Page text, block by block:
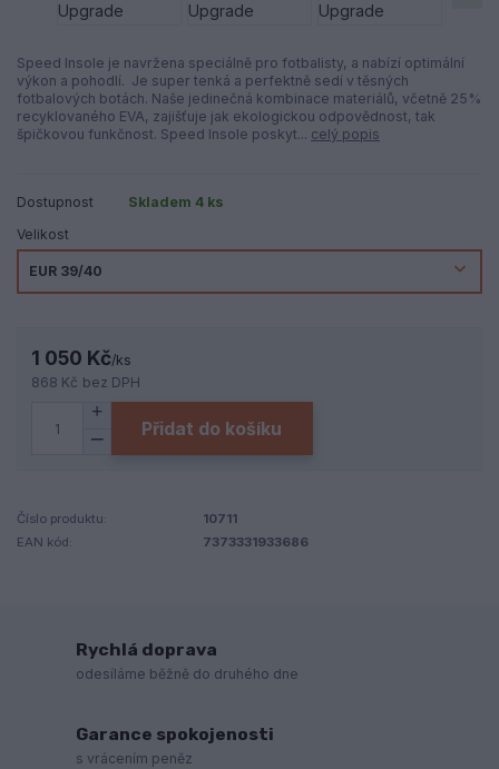
Speed Insole je navržena speciálně pro fotbalisty, a nabízí optimální
výkon a pohodlí. Je super tenká a perfektně sedí v těsných
fotbalových botách. Naše jedinečná kombinace materiálů, včetně 25%
recyklovaného EVA, zajišťuje jak ekologickou odpovědnost, tak
špičkovou funkčnost. Speed Insole poskyt... celý popis
Dostupnost
Skladem 4 ks
Velikost
1 050 Kč/ks
868 Kč bez DPH
Přidat do košíku
Číslo produktu:
10711
EAN kód:
7373331933686
Rychlá doprava
odesíláme běžně do druhého dne
Garance spokojenosti
s vrácením peněz